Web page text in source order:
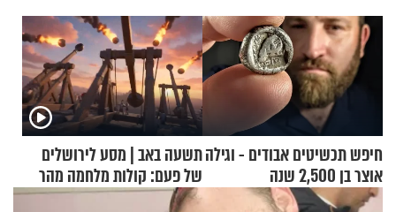
חיפש תכשיטים אבודים - וגילה
אוצר בן 2,500 שנה
תשעה באב | מסע לירושלים
של פעם: קולות מלחמה מהר
הזיתים